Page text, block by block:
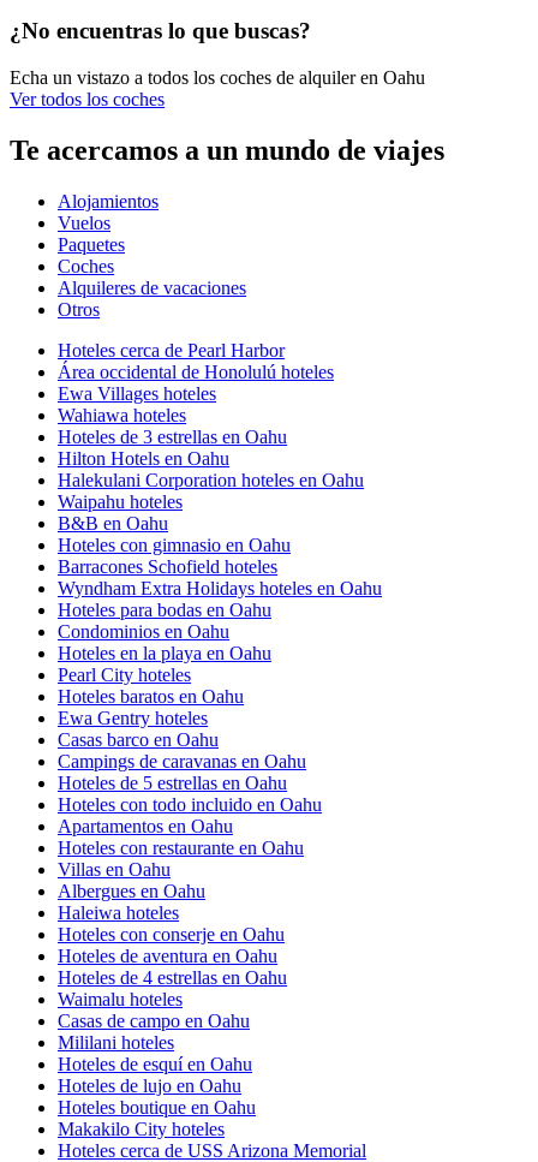
¿No encuentras lo que buscas?
Echa un vistazo a todos los coches de alquiler en Oahu
Ver todos los coches
Te acercamos a un mundo de viajes
Alojamientos
Vuelos
Paquetes
Coches
Alquileres de vacaciones
Otros
Hoteles cerca de Pearl Harbor
Área occidental de Honolulú hoteles
Ewa Villages hoteles
Wahiawa hoteles
Hoteles de 3 estrellas en Oahu
Hilton Hotels en Oahu
Halekulani Corporation hoteles en Oahu
Waipahu hoteles
B&B en Oahu
Hoteles con gimnasio en Oahu
Barracones Schofield hoteles
Wyndham Extra Holidays hoteles en Oahu
Hoteles para bodas en Oahu
Condominios en Oahu
Hoteles en la playa en Oahu
Pearl City hoteles
Hoteles baratos en Oahu
Ewa Gentry hoteles
Casas barco en Oahu
Campings de caravanas en Oahu
Hoteles de 5 estrellas en Oahu
Hoteles con todo incluido en Oahu
Apartamentos en Oahu
Hoteles con restaurante en Oahu
Villas en Oahu
Albergues en Oahu
Haleiwa hoteles
Hoteles con conserje en Oahu
Hoteles de aventura en Oahu
Hoteles de 4 estrellas en Oahu
Waimalu hoteles
Casas de campo en Oahu
Mililani hoteles
Hoteles de esquí en Oahu
Hoteles de lujo en Oahu
Hoteles boutique en Oahu
Makakilo City hoteles
Hoteles cerca de USS Arizona Memorial